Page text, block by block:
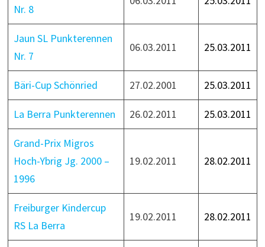
Nr. 8
Jaun SL Punkterennen
Nr. 7
06.03.2011 25.03.2011
Bäri-Cup Schönried 27.02.2001 25.03.2011
La Berra Punkterennen 26.02.2011 25.03.2011
Grand-Prix Migros
Hoch-Ybrig Jg. 2000 –
1996
19.02.2011 28.02.2011
Freiburger Kindercup
RS La Berra
19.02.2011 28.02.2011